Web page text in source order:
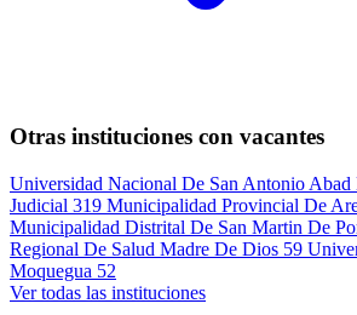
Otras instituciones con vacantes
Universidad Nacional De San Antonio Abad
Judicial 319 Municipalidad Provincial De
Municipalidad Distrital De San Martin De
Regional De Salud Madre De Dios 59
Moquegua 52
Ver todas las instituciones